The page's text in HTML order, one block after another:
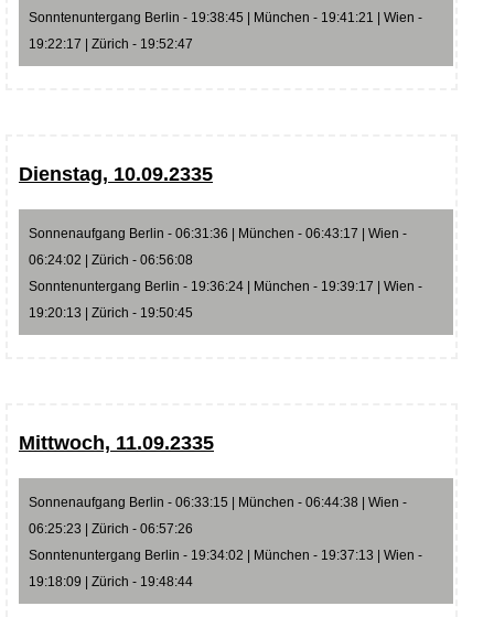
Sonntenuntergang Berlin - 19:38:45 | München - 19:41:21 | Wien -
19:22:17 | Zürich - 19:52:47
Dienstag, 10.09.2335
Sonnenaufgang Berlin - 06:31:36 | München - 06:43:17 | Wien -
06:24:02 | Zürich - 06:56:08
Sonntenuntergang Berlin - 19:36:24 | München - 19:39:17 | Wien -
19:20:13 | Zürich - 19:50:45
Mittwoch, 11.09.2335
Sonnenaufgang Berlin - 06:33:15 | München - 06:44:38 | Wien -
06:25:23 | Zürich - 06:57:26
Sonntenuntergang Berlin - 19:34:02 | München - 19:37:13 | Wien -
19:18:09 | Zürich - 19:48:44